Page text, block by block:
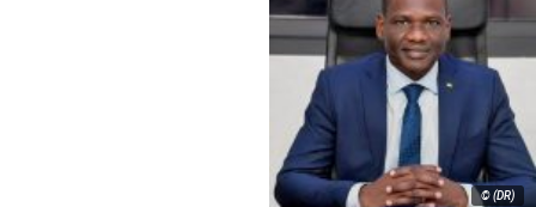
© (DR)